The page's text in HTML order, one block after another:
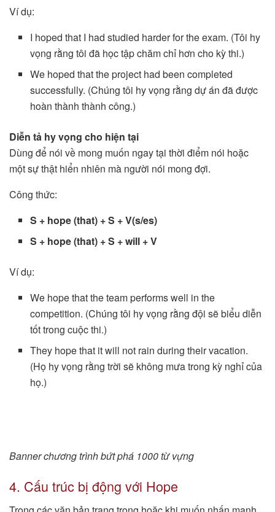
Ví dụ:
I hoped that I had studied harder for the exam. (Tôi hy
vọng rằng tôi đã học tập chăm chỉ hơn cho kỳ thi.)
We hoped that the project had been completed
successfully. (Chúng tôi hy vọng rằng dự án đã được
hoàn thành thành công.)
Diễn tả hy vọng cho hiện tại
Dùng để nói về mong muốn ngay tại thời điểm nói hoặc
một sự thật hiển nhiên mà người nói mong đợi.
Công thức:
S + hope (that) + S + V(s/es)
S + hope (that) + S + will + V
Ví dụ:
We hope that the team performs well in the
competition. (Chúng tôi hy vọng rằng đội sẽ biểu diễn
tốt trong cuộc thi.)
They hope that it will not rain during their vacation.
(Họ hy vọng rằng trời sẽ không mưa trong kỳ nghỉ của
họ.)
Banner chương trình bứt phá 1000 từ vựng
4. Cấu trúc bị động với Hope